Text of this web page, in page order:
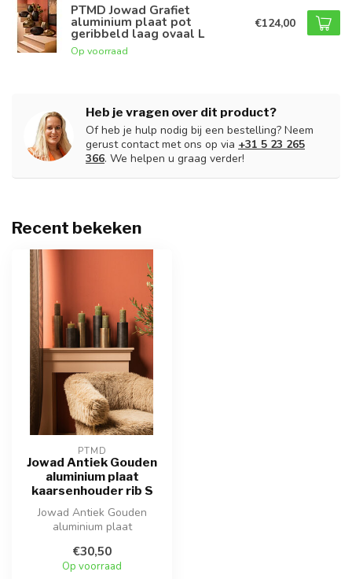
PTMD Jowad Grafiet
aluminium plaat pot
geribbeld laag ovaal L
Op voorraad
€124,00
Heb je vragen over dit product?
Of heb je hulp nodig bij een bestelling? Neem
gerust contact met ons op via +31 5 23 265
366. We helpen u graag verder!
Recent bekeken
PTMD
Jowad Antiek Gouden
aluminium plaat
kaarsenhouder rib S
Jowad Antiek Gouden
aluminium plaat
€30,50
Op voorraad